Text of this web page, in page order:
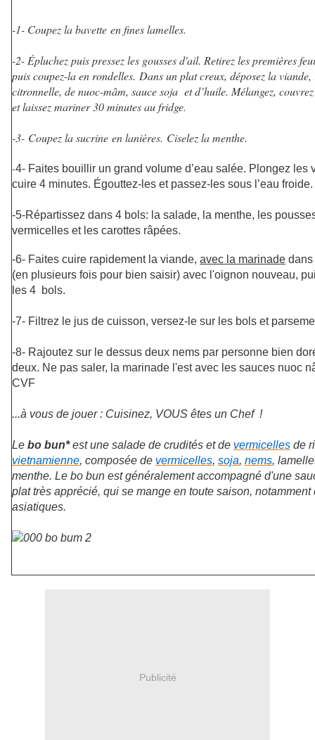
-1- Coupez la bavette en fines lamelles.
-2- Épluchez puis pressez les gousses d'ail. Retirez les premières
puis coupez-la en rondelles. Dans un plat creux, déposez la
citronnelle, de nuoc-mâm, sauce soja et d’huile. Mélangez,
et laissez mariner 30 minutes au fridge.
-3- Coupez la sucrine en lanières. Ciselez la menthe.
-4- Faites bouillir un grand volume d’eau salée. Plongez les
cuire 4 minutes. Égouttez-les et passez-les sous l’eau froide.
-5-Répartissez dans 4 bols: la salade, la menthe, les
vermicelles et les carottes râpées.
-6- Faites cuire rapidement la viande, avec la marinade dans
(en plusieurs fois pour bien saisir) avec l'oignon nouveau,
les 4 bols.
-7- Filtrez le jus de cuisson, versez-le sur les bols et
-8- Rajoutez sur le dessus deux nems par personne bien
deux. Ne pas saler, la marinade l'est avec les sauces nuoc
CVF
...à vous de jouer : Cuisinez, VOUS êtes un Chef !
Le bo bun*est une salade de crudités et de vermicelles de
vietnamienne, composée de vermicelles, soja, nems,
menthe. Le bo bun est généralement accompagné d'une
plat très apprécié, qui se mange en toute saison,
asiatiques.
Publicité